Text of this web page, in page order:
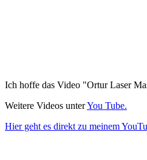
Ich hoffe das Video "Ortur Laser
Weitere Videos unterYou Tube.
Hier geht es direkt zu meinem